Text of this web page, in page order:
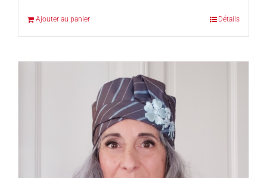
Ajouter au panier Détails